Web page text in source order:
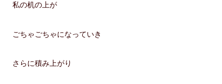
私の机の上が
ごちゃごちゃになっていき
さらに積み上がり